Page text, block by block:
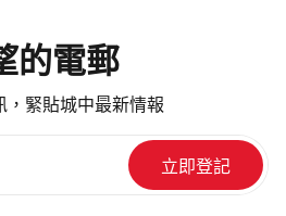
的電郵
，緊貼城中最新情報